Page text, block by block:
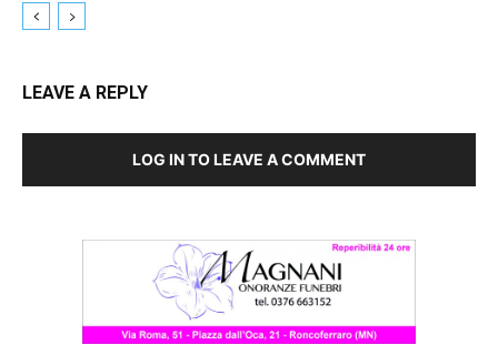
LEAVE A REPLY
LOG IN TO LEAVE A COMMENT